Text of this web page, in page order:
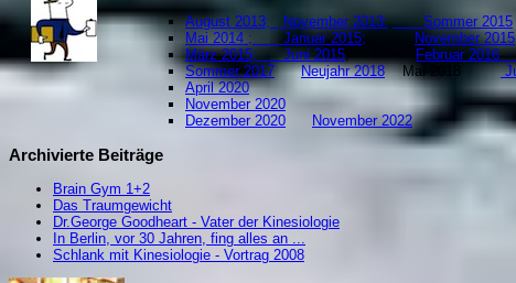
August 2013;
November 2013: Sommer 2015
Mai 2014 ; Januar 2015; November 2015
März 2015; Juni 2015 Februar
Sommer 2017
Neujahr 2018Mai 2018
April 2020
November 2020
Dezember 2020
November 2022
Archivierte Beiträge
Brain Gym 1+2
Das Traumgewicht
Dr.George Goodheart - Vater der Kinesiologie
In Berlin, vor 30 Jahren, fing alles an ...
Schlank mit Kinesiologie - Vortrag 2008